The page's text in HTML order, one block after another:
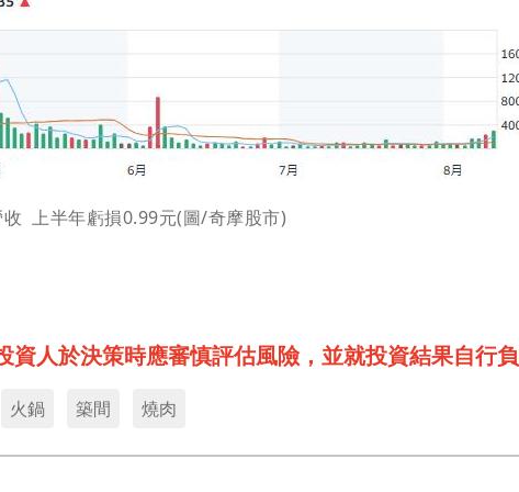
上半年虧損0.99元(圖/奇摩股市)
資人於決策時應審慎評估風險，並就投資結果自行
火鍋 築間 燒肉